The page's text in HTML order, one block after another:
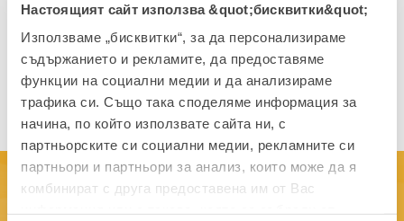
Настоящият сайт използва &quot;бисквитки&quot;
Използваме „бисквитки“, за да персонализираме
съдържанието и рекламите, да предоставяме
функции на социални медии и да анализираме
трафика си. Също така споделяме информация за
начина, по който използвате сайта ни, с
партньорските си социални медии, рекламните си
партньори и партньори за анализ, които може да я
комбинират с друга предоставена им от Вас
B2B поръчки
Започнете да работите